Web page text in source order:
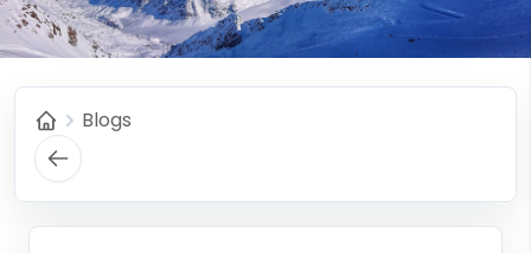
Home
Blogs